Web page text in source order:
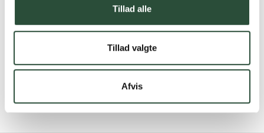
Tillad alle
Tillad valgte
Afvis